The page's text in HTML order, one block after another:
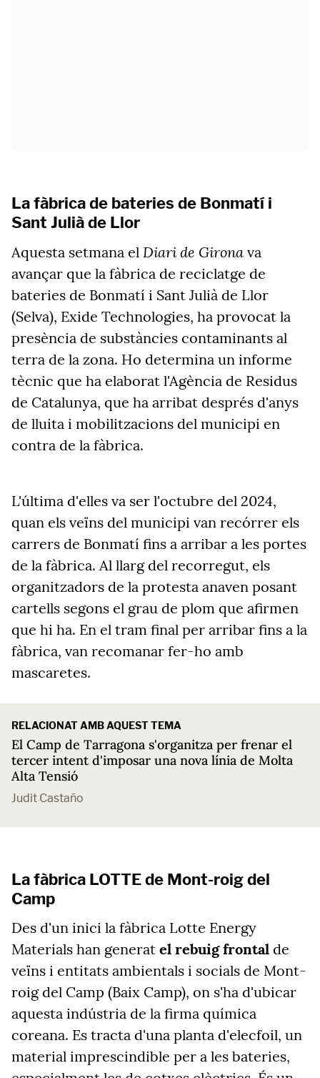
La fàbrica de bateries de Bonmatí i
Sant Julià de Llor
Aquesta setmana el Diari de Girona va
avançar que la fàbrica de reciclatge de
bateries de Bonmatí i Sant Julià de Llor
(Selva), Exide Technologies, ha provocat la
presència de substàncies contaminants al
terra de la zona. Ho determina un informe
tècnic que ha elaborat l'Agència de Residus
de Catalunya, que ha arribat després d'anys
de lluita i mobilitzacions del municipi en
contra de la fàbrica.
L'última d'elles va ser l'octubre del 2024,
quan els veïns del municipi van recórrer els
carrers de Bonmatí fins a arribar a les portes
de la fàbrica. Al llarg del recorregut, els
organitzadors de la protesta anaven posant
cartells segons el grau de plom que afirmen
que hi ha. En el tram final per arribar fins a la
fàbrica, van recomanar fer-ho amb
mascaretes.
RELACIONAT AMB AQUEST TEMA
El Camp de Tarragona s'organitza per frenar el
tercer intent d'imposar una nova línia de Molta
Alta Tensió
Judit Castaño
La fàbrica LOTTE de Mont-roig del
Camp
Des d'un inici la fàbrica Lotte Energy
Materials han generat el rebuig frontal de
veïns i entitats ambientals i socials de Mont-
roig del Camp (Baix Camp), on s'ha d'ubicar
aquesta indústria de la firma química
coreana. Es tracta d'una planta d'elecfoil, un
material imprescindible per a les bateries,